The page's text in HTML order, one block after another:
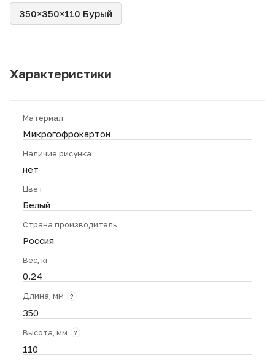
350×350×110 Бурый
Характеристики
Материал
Микрогофрокартон
Наличие рисунка
нет
Цвет
Белый
Страна производитель
Россия
Вес, кг
0.24
Длина, мм ?
350
Высота, мм ?
110